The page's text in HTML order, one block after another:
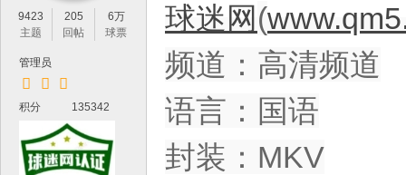
9423
主题
205
回帖
6万
球票
管理员
积分 135342
球迷网 (
频道：高清频道
语言：国语
封装：MKV